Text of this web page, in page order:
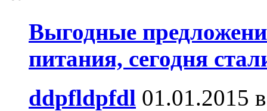
Выгодные
питания, сегодня
ddpfldpfdl 01.01.2015